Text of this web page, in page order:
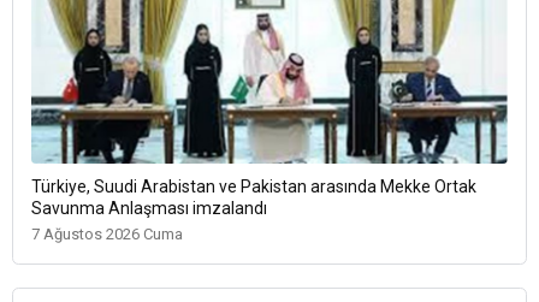
Türkiye, Suudi Arabistan ve Pakistan arasında Mekke Ortak
Savunma Anlaşması imzalandı
7 Ağustos 2026 Cuma